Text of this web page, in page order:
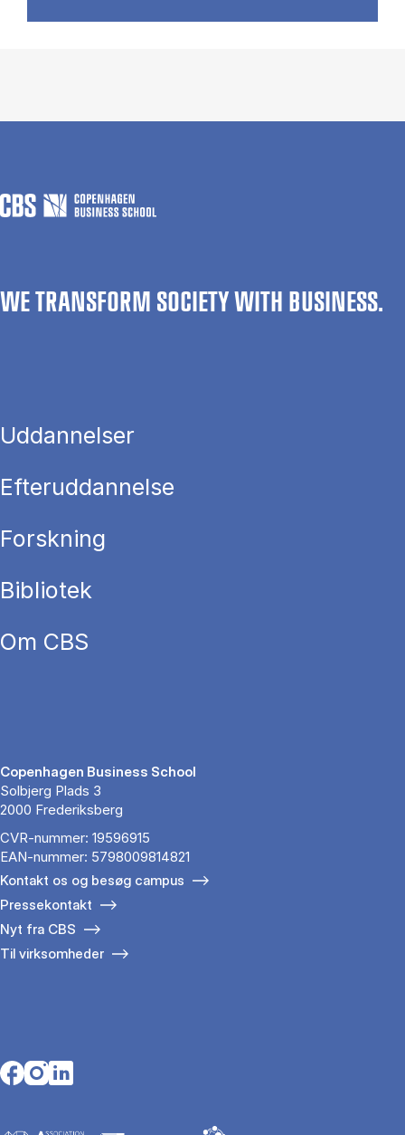
WE TRANSFORM SOCIETY WITH BUSINESS.
Uddannelser
Efteruddannelse
Forskning
Bibliotek
Om CBS
Copenhagen Business School
Solbjerg Plads 3
2000 Frederiksberg
CVR-nummer: 19596915
EAN-nummer: 5798009814821
Kontakt os og besøg campus
Pressekontakt
Nyt fra CBS
Til virksomheder
Opens in a new tab
Opens in a new tab
Opens in a new tab